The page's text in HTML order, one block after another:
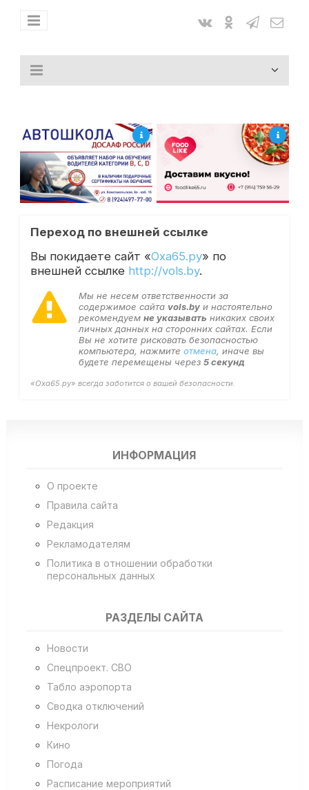
Переход по внешней ссылке
Вы покидаете сайт «Оха65.ру» по
внешней ссылке http://vols.by.
Мы не несем ответственности за
содержимое сайта vols.byи настоятельно
рекомендуем не указывать никаких своих
личных данных на сторонних сайтах. Если
Вы не хотите рисковать безопасностью
компьютера, нажмите отмена, иначе вы
будете перемещены через 5секунд
«Оха65.ру» всегда заботится о вашей безопасности.
ИНФОРМАЦИЯ
О проекте
Правила сайта
Редакция
Рекламодателям
Политика в отношении обработки
персональных данных
РАЗДЕЛЫ САЙТА
Новости
Спецпроект. СВО
Табло аэропорта
Сводка отключений
Некрологи
Кино
Погода
Расписание мероприятий